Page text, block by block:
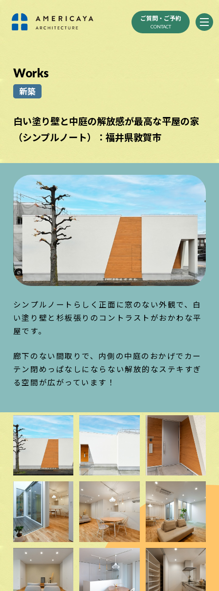
ご質問・ご予約
CONTACT
Works
新築
白い塗り壁と中庭の解放感が最高な平屋の家
（シンプルノート）：福井県敦賀市
シンプルノートらしく正面に窓のない外観で、白
い塗り壁と杉板張りのコントラストがおかわな平
屋です。
廊下のない間取りで、内側の中庭のおかげでカー
テン閉めっぱなしにならない解放的なステキすぎ
る空間が広がっています！